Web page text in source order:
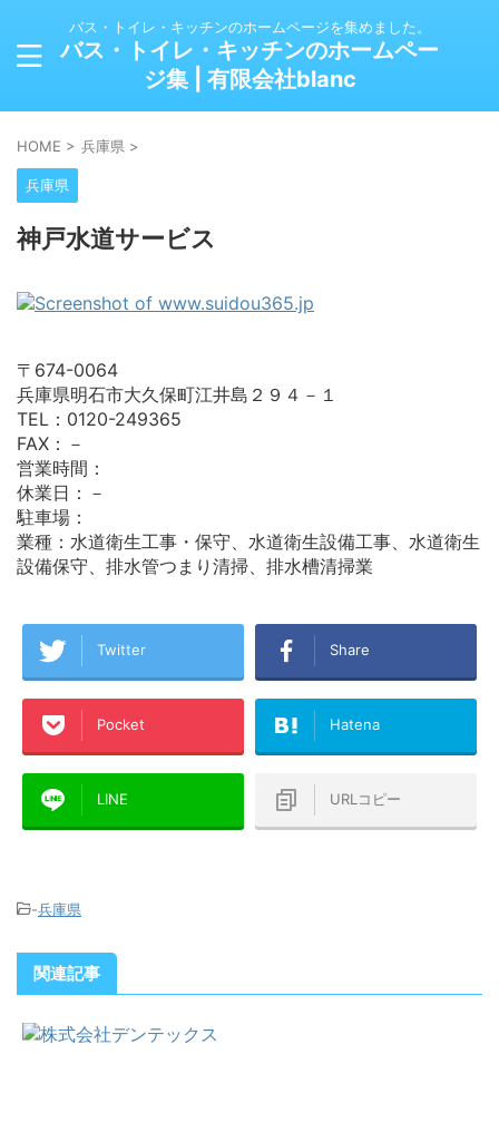
バス・トイレ・キッチンのホームページを集めました。
バス・トイレ・キッチンのホームペー
ジ集 | 有限会社blanc
HOME > 兵庫県 >
兵庫県
神戸水道サービス
〒674-0064
兵庫県明石市大久保町江井島２９４－１
TEL：0120-249365
FAX：－
営業時間：
休業日：－
駐車場：
業種：水道衛生工事・保守、水道衛生設備工事、水道衛生
設備保守、排水管つまり清掃、排水槽清掃業
Twitter Share
Pocket Hatena
LINE URLコピー
-兵庫県
関連記事